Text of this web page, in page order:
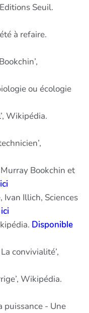
Seuil.
à refaire.
ou écologie
Wikipédia.
Bookchin et
Ivan Illich, Sciences
Disponible
convivialité’,
Wikipédia.
puissance - Une